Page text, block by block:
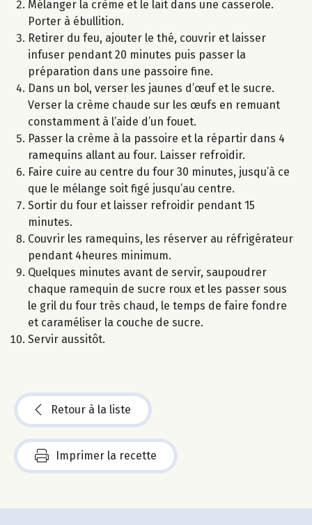
Mélanger la crème et le lait dans une casserole.
Porter à ébullition.
Retirer du feu, ajouter le thé, couvrir et laisser
infuser pendant 20 minutes puis passer la
préparation dans une passoire fine.
Dans un bol, verser les jaunes d’œuf et le sucre.
Verser la crème chaude sur les œufs en remuant
constamment à l’aide d’un fouet.
Passer la crème à la passoire et la répartir dans 4
ramequins allant au four. Laisser refroidir.
Faire cuire au centre du four 30 minutes, jusqu’à ce
que le mélange soit figé jusqu’au centre.
Sortir du four et laisser refroidir pendant 15
minutes.
Couvrir les ramequins, les réserver au réfrigérateur
pendant 4heures minimum.
Quelques minutes avant de servir, saupoudrer
chaque ramequin de sucre roux et les passer sous
le gril du four très chaud, le temps de faire fondre
et caraméliser la couche de sucre.
Servir aussitôt.
Retour à la liste
Imprimer la recette